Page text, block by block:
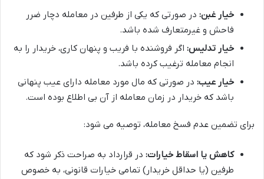
خیار غبن: در صورتی که یکی از طرفین در معامله دچار ضرر
فاحش و غیرمتعارف شده باشد.
خیار تدلیس: اگر فروشنده با فریب و پنهان کاری، خریدار را به
انجام معامله ترغیب کرده باشد.
خیار عیب: در صورتی که مال مورد معامله دارای عیب پنهانی
باشد که خریدار در زمان معامله از آن بی اطلاع بوده است.
برای تضمین عدم فسخ معامله، توصیه می شود:
کاهش یا اسقاط خیارات: در قرارداد به صراحت ذکر شود که
طرفین (یا حداقل خریدار) تمامی خیارات قانونی، به خصوص